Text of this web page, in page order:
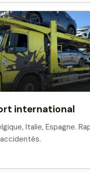
international
Italie, Espagne.